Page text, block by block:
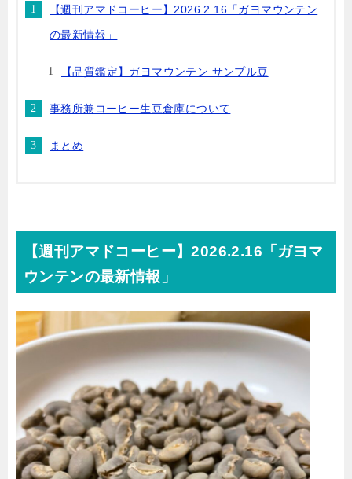
【週刊アマドコーヒー】2026.2.16「ガヨマウンテン
の最新情報」
【品質鑑定】ガヨマウンテン サンプル豆
事務所兼コーヒー生豆倉庫について
まとめ
【週刊アマドコーヒー】2026.2.16「ガヨマ
ウンテンの最新情報」